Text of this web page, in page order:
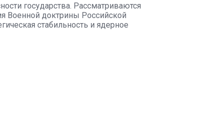
государства. Рассматриваются
Военной доктрины Российской
стабильность и ядерное